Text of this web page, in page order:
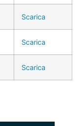
Scarica
Scarica
Scarica